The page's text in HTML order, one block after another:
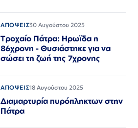
ΑΠΟΨΕΙΣ30 Αυγούστου 2025
Τροχαίο Πάτρα: Ηρωϊδα η
86χρονη - Θυσιάστηκε για να
σώσει τη ζωή της 7χρονης
ΑΠΟΨΕΙΣ18 Αυγούστου 2025
Διαμαρτυρία πυρόπληκτων στην
Πάτρα